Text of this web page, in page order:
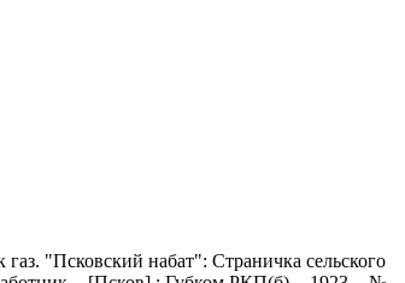
"Псковский набат": Страничка сельского